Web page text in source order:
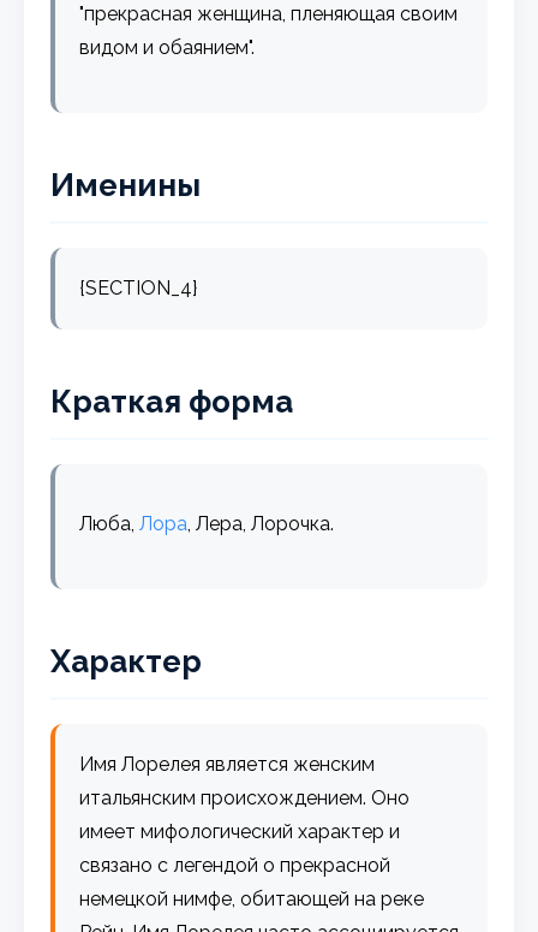
"прекрасная женщина, пленяющая своим
видом и обаянием".
Именины
{SECTION_4}
Краткая форма
Люба,Лора, Лера, Лорочка.
Характер
Имя Лорелея является женским
итальянским происхождением. Оно
имеет мифологический характер и
связано с легендой о прекрасной
немецкой нимфе, обитающей на реке